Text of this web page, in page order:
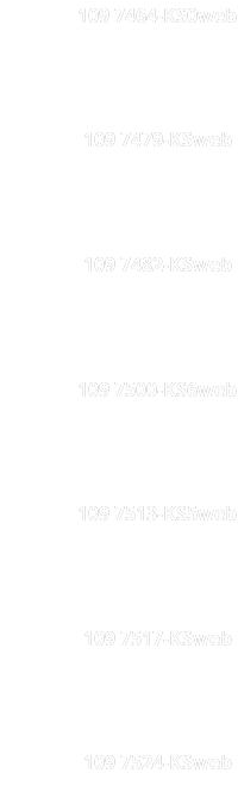
109 7464-KS0web
109 7479-KSweb
109 7482-KSweb
109 7500-KS6web
109 7513-KS5web
109 7517-KSweb
109 7524-KSweb